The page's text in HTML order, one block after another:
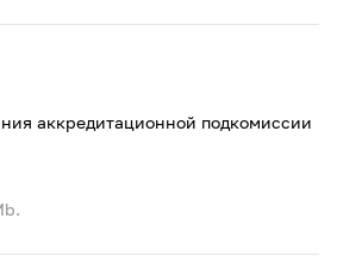
аккредитационной подкомиссии